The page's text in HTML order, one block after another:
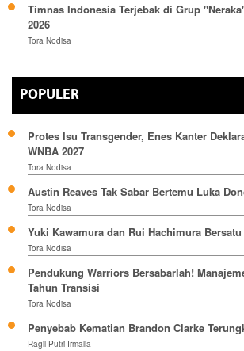
Timnas Indonesia Terjebak di Grup
2026
Tora Nodisa
POPULER
Protes Isu Transgender, Enes Kanter
WNBA 2027
Tora Nodisa
Austin Reaves Tak Sabar Bertemu Luka
Tora Nodisa
Yuki Kawamura dan Rui Hachimura
Tora Nodisa
Pendukung Warriors Bersabarlah!
Tahun Transisi
Tora Nodisa
Penyebab Kematian Brandon Clarke
Ragil Putri Irmalia